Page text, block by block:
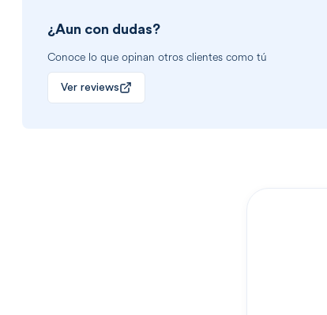
¿Aun con dudas?
Conoce lo que opinan otros clientes como tú
Ver reviews